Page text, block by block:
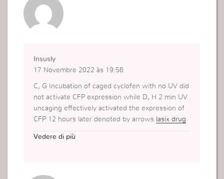
cer 36
Insusly
17 Novembre 2022 às 19:56
C, G Incubation of caged cyclofen with no UV did
not activate CFP expression while D, H 2 min UV
uncaging effectively activated the expression of
CFP 12 hours later denoted by arrows lasix drug
ed by inducible epidermal deletion of Jun protein
Vedere di più